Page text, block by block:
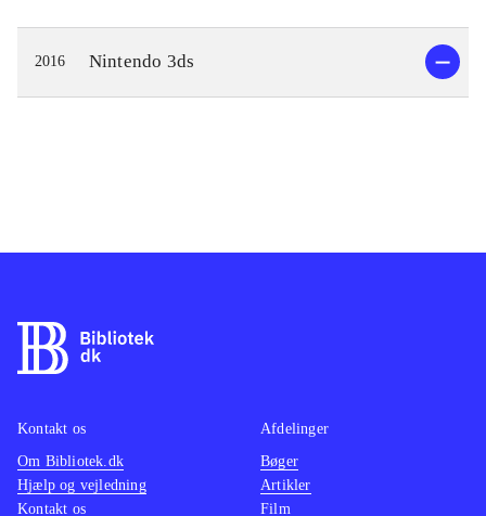
2016 Nintendo 3ds
Kontakt os
Om Bibliotek.dk
Hjælp og vejledning
Kontakt os
Afdelinger
Bøger
Artikler
Film